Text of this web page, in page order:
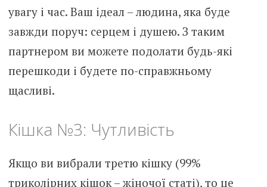
увагу і час. Ваш ідеал – людина, яка буде
завжди поруч: серцем і душею. З таким
партнером ви можете подолати будь-які
перешкоди і будете по-справжньому
щасливі.
Кішка №3: Чутливість
Якщо ви вибрали третю кішку (99%
триколірних кішок – жіночої статі), то це